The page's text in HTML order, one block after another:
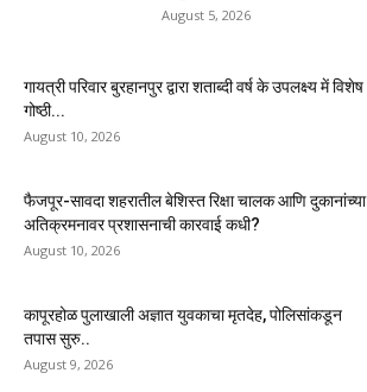
August 5, 2026
गायत्री परिवार बुरहानपुर द्वारा शताब्दी वर्ष के उपलक्ष्य में विशेष
गोष्ठी...
August 10, 2026
फैजपूर-सावदा शहरातील बेशिस्त रिक्षा चालक आणि दुकानांच्या
अतिक्रमनावर प्रशासनाची कारवाई कधी?
August 10, 2026
कापूरहोळ पुलाखाली अज्ञात युवकाचा मृतदेह, पोलिसांकडून
तपास सुरु..
August 9, 2026